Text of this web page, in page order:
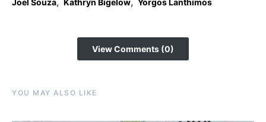
Joel Souza Kathryn Bigelow Yorgos Lanthimos
View Comments (0)
YOU MAY ALSO LIKE